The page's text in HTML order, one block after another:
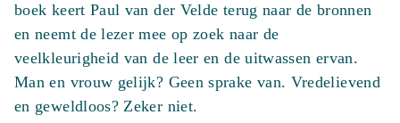
boek keert Paul van der Velde terug naar de bronnen
en neemt de lezer mee op zoek naar de
veelkleurigheid van de leer en de uitwassen ervan.
Man en vrouw gelijk? Geen sprake van. Vredelievend
en geweldloos? Zeker niet.